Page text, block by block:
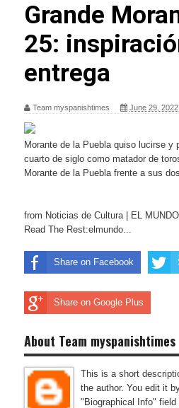
Grande
25:
entrega
Team myspanishtimes June 29, 2022
Morante de la Puebla quiso lucirse y
cuarto de siglo como matador de
Morante de la Puebla frente a sus
from Noticias de Cultura | EL MUNDO
Read The Rest:elmundo...
Share on Facebook
Share on Google Plus
About Team myspanishtimes
This is a short
the author. You edit it
"Biographical Info"